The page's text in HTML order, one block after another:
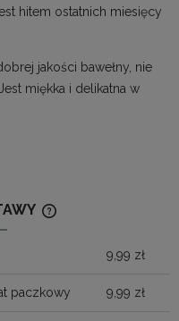
hitem ostatnich miesięcy
jakości bawełny, nie
miękka i delikatna w
9,99 zł
paczkowy 9,99 zł